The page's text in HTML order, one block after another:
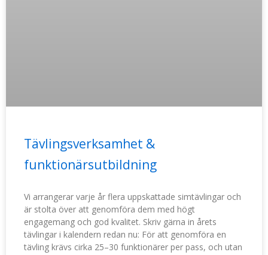
Tävlingsverksamhet &
funktionärsutbildning
Vi arrangerar varje år flera uppskattade simtävlingar och
är stolta över att genomföra dem med högt
engagemang och god kvalitet. Skriv gärna in årets
tävlingar i kalendern redan nu: För att genomföra en
tävling krävs cirka 25–30 funktionärer per pass, och utan